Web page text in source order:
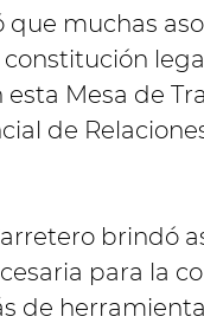
que muchas
Mesa de
de
brindó
para la
de